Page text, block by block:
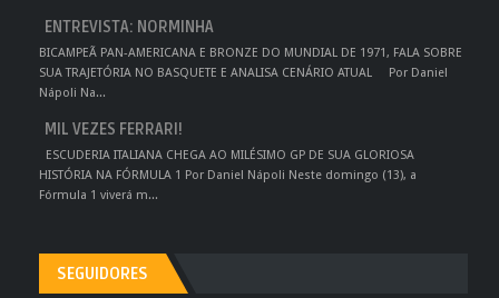
ENTREVISTA: NORMINHA
BICAMPEÃ PAN-AMERICANA E BRONZE DO MUNDIAL DE 1971, FALA SOBRE
SUA TRAJETÓRIA NO BASQUETE E ANALISA CENÁRIO ATUAL Por Daniel
Nápoli Na...
MIL VEZES FERRARI!
ESCUDERIA ITALIANA CHEGA AO MILÉSIMO GP DE SUA GLORIOSA
HISTÓRIA NA FÓRMULA 1 Por Daniel Nápoli Neste domingo (13), a
Fórmula 1 viverá m...
SEGUIDORES